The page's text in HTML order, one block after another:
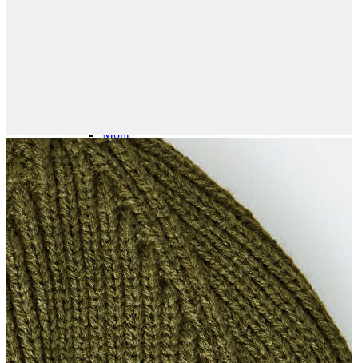
Mont
Ceket
Kaban
Trenchcoat
Jean
Jean
Öne Çıkanlar
Öne Çıkanlar
Yeni Sezon
Kadın Jean
Kadın Jean
Pantolon
Ceket
Gömlek
Elbise
Etek